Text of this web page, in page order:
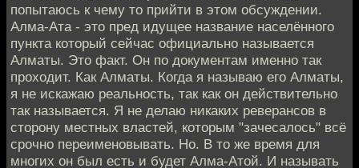
попытаюсь к чему то прийти в этом обсуждении.
Алма-Ата - это пред идущее название населённого
пункта который сейчас официально называется
Алматы. Это факт. Он по документам именно так
проходит. Как Алматы. Когда я называю его Алматы,
я не искажаю реальность, так как он действительно
так называется. Я не делаю никаких реверансов в
сторону местных властей, которым "зачесалось" всё
срочно переименовывать. Но. В то же время для
многих он был есть и будет Алма-Атой. И называть